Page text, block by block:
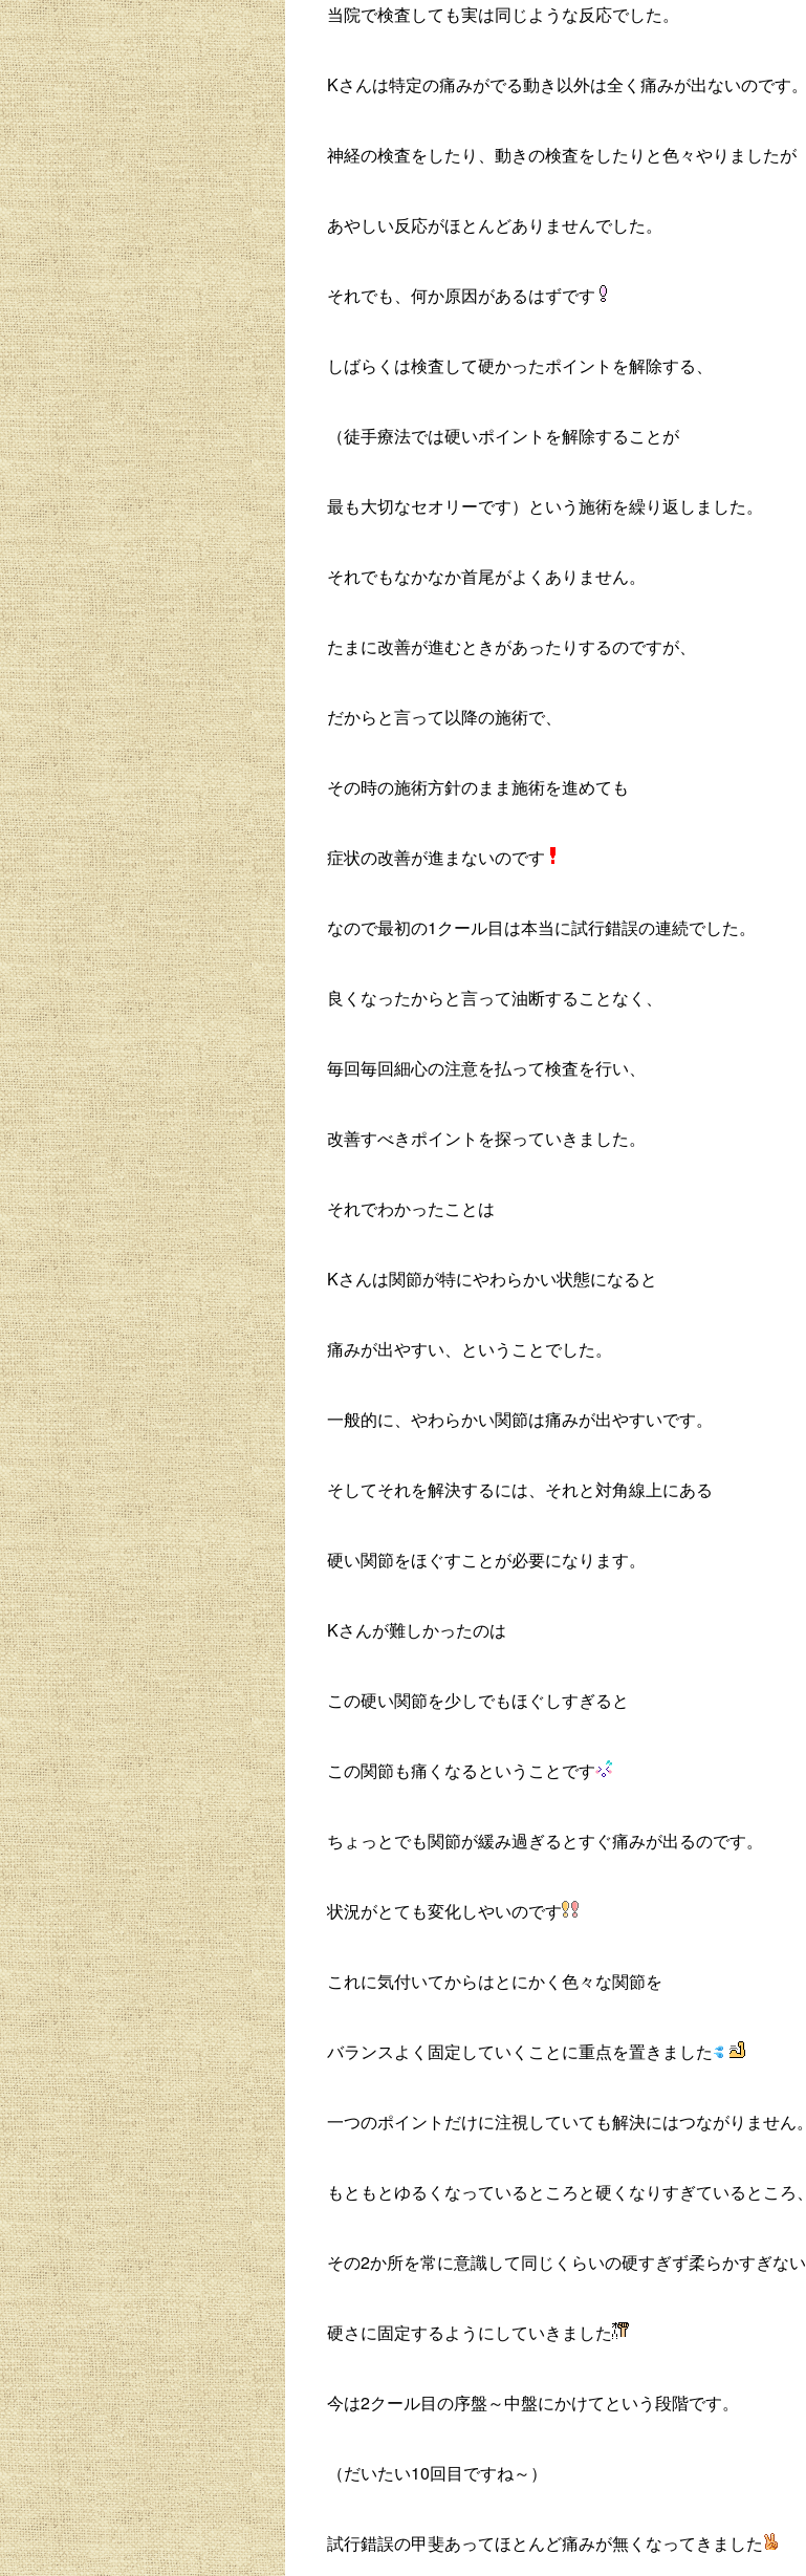
当院で検査しても実は同じような反応でした。
Kさんは特定の痛みがでる動き以外は全く痛みが出ないのです。
神経の検査をしたり、動きの検査をしたりと色々やりましたが
あやしい反応がほとんどありませんでした。
それでも、何か原因があるはずです
しばらくは検査して硬かったポイントを解除する、
（徒手療法では硬いポイントを解除することが
最も大切なセオリーです）という施術を繰り返しました。
それでもなかなか首尾がよくありません。
たまに改善が進むときがあったりするのですが、
だからと言って以降の施術で、
その時の施術方針のまま施術を進めても
症状の改善が進まないのです
なので最初の1クール目は本当に試行錯誤の連続でした。
良くなったからと言って油断することなく、
毎回毎回細心の注意を払って検査を行い、
改善すべきポイントを探っていきました。
それでわかったことは
Kさんは関節が特にやわらかい状態になると
痛みが出やすい、ということでした。
一般的に、やわらかい関節は痛みが出やすいです。
そしてそれを解決するには、それと対角線上にある
硬い関節をほぐすことが必要になります。
Kさんが難しかったのは
この硬い関節を少しでもほぐしすぎると
この関節も痛くなるということです
ちょっとでも関節が緩み過ぎるとすぐ痛みが出るのです。
状況がとても変化しやいのです
これに気付いてからはとにかく色々な関節を
バランスよく固定していくことに重点を置きました
一つのポイントだけに注視していても解決にはつながりません。
もともとゆるくなっているところと硬くなりすぎているところ、
その2か所を常に意識して同じくらいの硬すぎず柔らかすぎない
硬さに固定するようにしていきました
今は2クール目の序盤～中盤にかけてという段階です。
（だいたい10回目ですね～）
試行錯誤の甲斐あってほとんど痛みが無くなってきました